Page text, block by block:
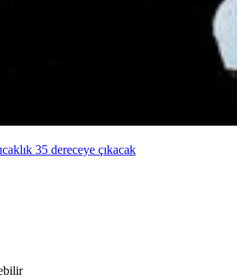
35 dereceye çıkacak